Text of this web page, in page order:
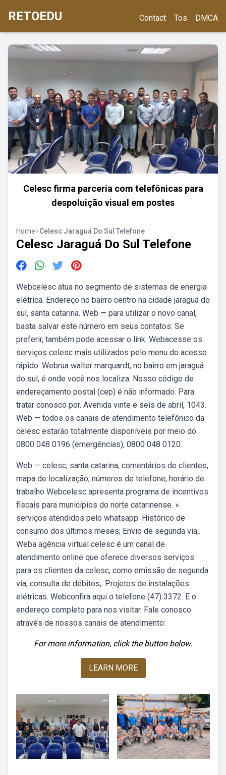
RETOEDU Contact Tos DMCA
Celesc firma parceria com telefônicas para
despoluição visual em postes
Home>Celesc Jaraguá Do Sul Telefone
Celesc Jaraguá Do Sul Telefone
Webcelesc atua no segmento de sistemas de energia
elétrica. Endereço no bairro centro na cidade jaraguá do
sul, santa catarina. Web — para utilizar o novo canal,
basta salvar este número em seus contatos: Se
preferir, também pode acessar o link. Webacesse os
serviços celesc mais utilizados pelo menu do acesso
rápido. Webrua walter marquardt, no bairro em jaraguá
do sul, é onde você nos localiza. Nosso código de
endereçamento postal (cep) é não informado. Para
tratar conosco por. Avenida vinte e seis de abril, 1043.
Web — todos os canais de atendimento telefônico da
celesc estarão totalmente disponíveis por meio do
0800 048 0196 (emergências), 0800 048 0120.
Web — celesc, santa catarina, comentários de clientes,
mapa de localização, números de telefone, horário de
trabalho Webcelesc apresenta programa de incentivos
fiscais para municípios do norte catarinense. »
serviços atendidos pelo whatsapp: Histórico de
consumo dos últimos meses; Envio de segunda via;.
Weba agência virtual celesc é um canal de
atendimento online que oferece diversos serviços
para os clientes da celesc, como emissão de segunda
via, consulta de débitos,. Projetos de instalações
elétricas. Webconfira aqui o telefone (47) 3372. E o
endereço completo para nos visitar. Fale conosco
através de nossos canais de atendimento:
For more information, click the button below.
LEARN MORE